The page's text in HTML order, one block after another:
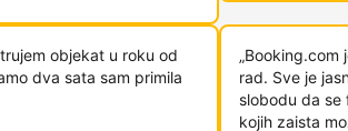
objekat u roku od
dva sata sam primila
„Booking.com
rad. Sve je
slobodu da se
kojih zaista